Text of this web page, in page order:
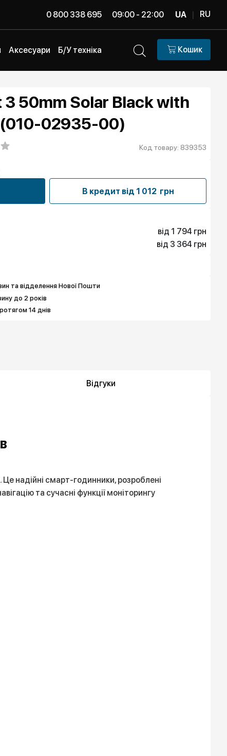
0 800 338 695 09:00 - 22:00 UA | RU
Аксесуари Б/У техніка Кошик
50mm Solar Black with
(010-02935-00)
Код товару: 839353
В кредит від 1 012 грн
від 1 794 грн
1 794 грн
від 3 364 грн
та відделення Нової Пошти
до 2 років
14 днів
Відгуки
надійні смарт-годинники, розроблені
та сучасні функції моніторингу